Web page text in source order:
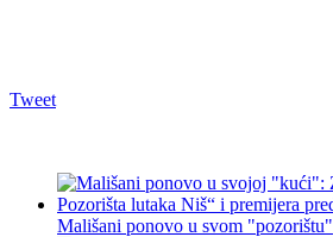
Tweet
Mališani ponovo u svom "pozorištu"